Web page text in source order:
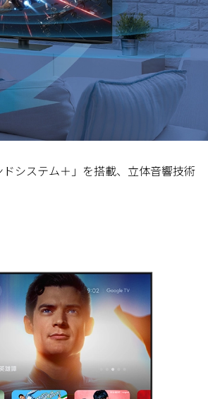
システム＋」を搭載、立体音響技術